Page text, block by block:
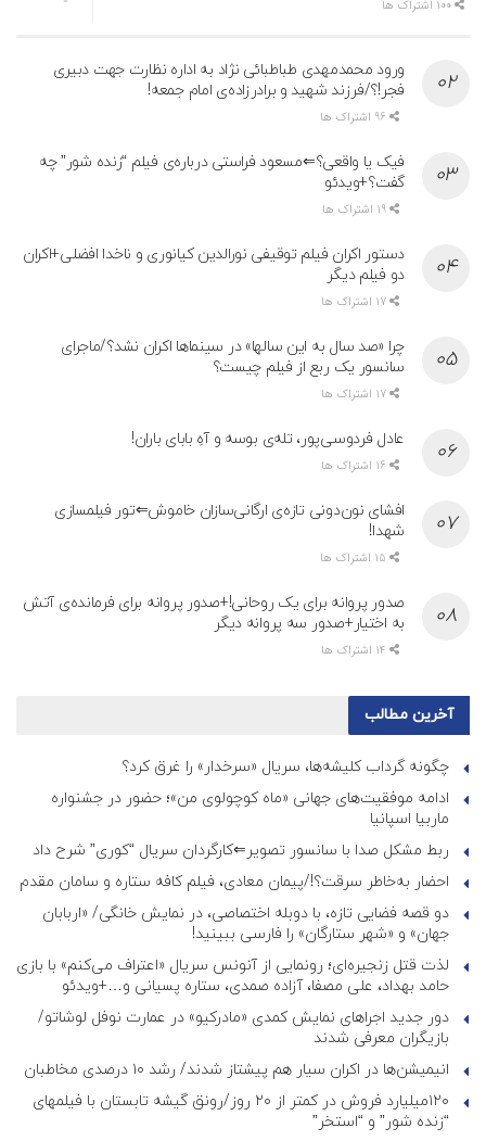
ورود محمدمهدی طباطبائی نژاد به اداره نظارت جهت دبیری
فجر!؟/فرزند شهید و برادرزاده‌ی امام جمعه!
فیک یا واقعی؟⇐مسعود فراستی درباره‌ی فیلم “زنده شور” چه
گفت؟+ویدئو
دستور اکران فیلم توقیفی نورالدین کیانوری و ناخدا افضلی+اکران
دو فیلم دیگر
چرا «صد سال به این سالها» در سینماها اکران نشد؟/ماجرای
سانسور یک ربع از فیلم چیست؟
عادل فردوسی‌پور، تله‌ی بوسه و آهِ بابای باران!
افشای نون‌دونی تازه‌ی ارگانی‌سازان خاموش⇐تور فیلمسازی
شهدا!
صدور پروانه برای یک روحانی!+صدور پروانه برای فرمانده‌ی آتش
به اختیار+صدور سه پروانه دیگر
آخرین مطالب
چگونه گرداب کلیشه‌ها، سریال «سرخدار» را غرق کرد؟
ادامه موفقیت‌های جهانی «ماه کوچولوی من»؛ حضور در جشنواره
ماربیا اسپانیا
ربط مشکل صدا با سانسور تصویر⇐کارگردان سریال “کوری” شرح داد
احضار به‌خاطر سرقت؟!/پیمان معادی، فیلم کافه ستاره و سامان مقدم
دو قصه فضایی تازه، با دوبله اختصاصی، در نمایش خانگی/ «اربابان
جهان» و «شهر ستارگان» را فارسی ببینید!
لذت قتل زنجیره‌ای؛ رونمایی از آنونس سریال «اعتراف می‌کنم» با بازی
حامد بهداد، علی مصفا، آزاده صمدی، ستاره پسیانی و…+ویدئو
دور جدید اجراهای نمایش کمدی «مادرکیو» در عمارت نوفل لوشاتو/
بازیگران معرفی شدند
انیمیشن‌ها در اکران سیار هم پیشتاز شدند/ رشد ۱۰ درصدی مخاطبان
۱۲۰میلیارد فروش در کمتر از ۲۰ روز/رونق گیشه تابستان با فیلمهای
“زنده شور” و “استخر”